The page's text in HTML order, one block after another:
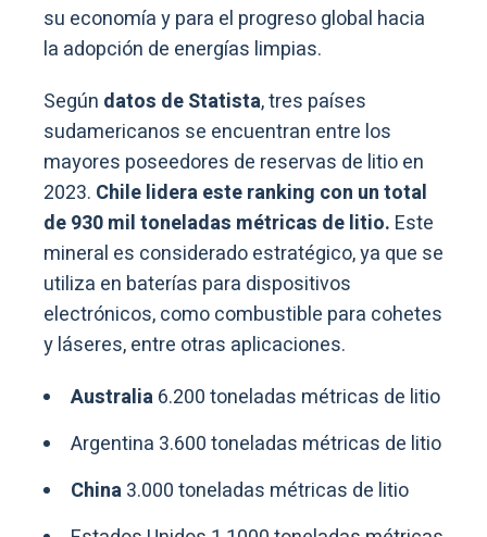
su economía y para el progreso global hacia
la adopción de energías limpias.
Según datos de Statista, tres países
sudamericanos se encuentran entre los
mayores poseedores de reservas de litio en
2023. Chile lidera este ranking con un total
de 930 mil toneladas métricas de litio. Este
mineral es considerado estratégico, ya que se
utiliza en baterías para dispositivos
electrónicos, como combustible para cohetes
y láseres, entre otras aplicaciones.
Australia6.200 toneladas métricas de litio
Argentina 3.600 toneladas métricas de litio
China3.000 toneladas métricas de litio